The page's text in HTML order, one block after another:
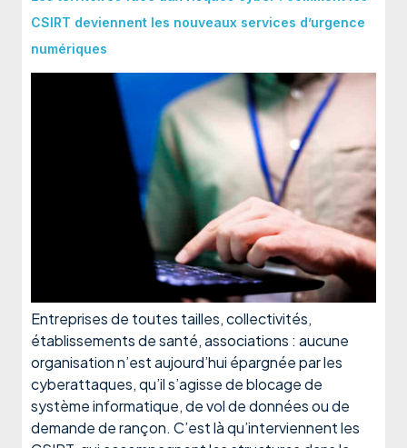
CSIRT deviennent les nouveaux services d’urgence
numériques
Entreprises de toutes tailles, collectivités,
établissements de santé, associations : aucune
organisation n’est aujourd’hui épargnée par les
cyberattaques, qu’il s’agisse de blocage de
système informatique, de vol de données ou de
demande de rançon. C’est là qu’interviennent les